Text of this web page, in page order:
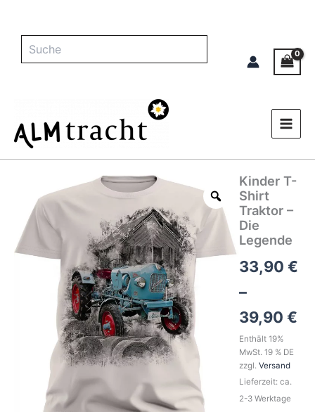
Kinder T-
Shirt
Traktor –
Die
Legende
33,90 €
–
39,90 €
Enthält 19%
MwSt. 19 % DE
zzgl. Versand
Lieferzeit: ca.
2-3 Werktage
Shirt
Traktor
Die